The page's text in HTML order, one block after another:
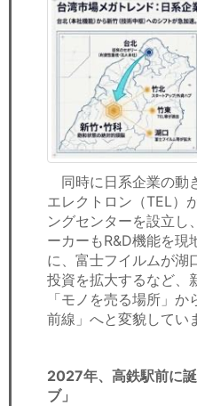
同時に日系企業の動
エレクトロン（TEL）
ングセンターを設立し
ーカーもR&D機能を現
に、富士フイルムが湖
投資を拡大するなど、
「モノを売る場所」
前線」へと変貌してい
2027年、高鉄駅前に
ブ」